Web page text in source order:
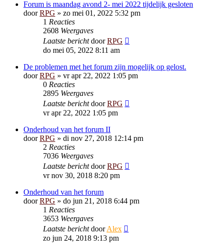
Forum is maandag avond 2- mei 2022 tijdelijk gesloten
doorRPG » zo mei 01, 2022 5:32 pm
1 Reacties
2608 Weergaves
Laatste berichtdoorRPG
do mei 05, 2022 8:11 am
De problemen met het forum zijn mogelijk op gelost.
doorRPG » vr apr 22, 2022 1:05 pm
0 Reacties
2895 Weergaves
Laatste berichtdoorRPG
vr apr 22, 2022 1:05 pm
Onderhoud van het forum II
doorRPG » di nov 27, 2018 12:14 pm
2 Reacties
7036 Weergaves
Laatste berichtdoorRPG
vr nov 30, 2018 8:20 pm
Onderhoud van het forum
doorRPG » do jun 21, 2018 6:44 pm
1 Reacties
3653 Weergaves
Laatste berichtdoorAlex
zo jun 24, 2018 9:13 pm